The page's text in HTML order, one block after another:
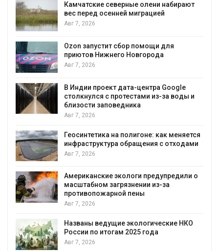
о
Тайфун, засуха и пожары: сразу
несколько регионов столкнулись с
экстремальными природными
Авг 7, 2026
Солнечные панели над каналами
позволяют одновременно
воду
Авг 7, 2026
Дождевая вода с крыш может помочь
Авг 7, 2026
Минприроды потребовало ускорить
уборку контейнерных площадок
Авг 7, 2026
Панамский канал вновь ограничивает
воды
Авг 6, 2026